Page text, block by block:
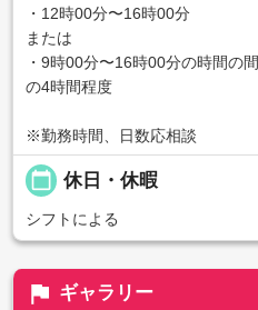
・12時00分〜16時00分
または
・9時00分〜16時00分の時間の間
の4時間程度
※勤務時間、日数応相談
calendar_today 休日・休暇
シフトによる
flag ギャラリー